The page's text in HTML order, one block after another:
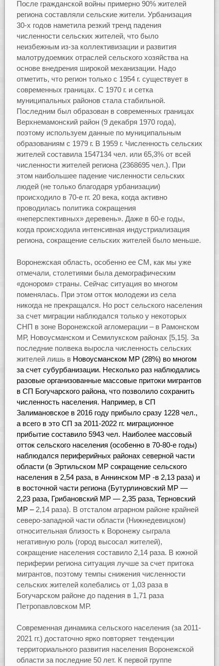
После гражданской войны примерно 90% жителей
региона составляли сельские жители. Урбанизация
30-х годов наметила резкий тренд падения
численности сельских жителей, что было
неизбежным из-за коллективизации и развития
малотрудоемких отраслей сельского хозяйства на
основе внедрения широкой механизации. Надо
отметить, что регион только с 1954 г. существует в
современных границах. С 1970 г. и сетка
муниципальных районов стала стабильной.
Последним был образован в современных границах
Верхнемамонский район (9 декабря 1970 года),
поэтому используем данные по муниципальным
образованиям с 1979 г. В 1959 г. Численность сельских
жителей составила 1547134 чел. или 65,3% от всей
численности жителей региона (2368695 чел.). При
этом наибольшее падение численности сельских
людей (не только благодаря урбанизации)
происходило в 70-е гг. 20 века, когда активно
проводилась политика сокращения
«неперспективных» деревень». Даже в 60-е годы,
когда происходила интенсивная индустриализация
региона, сокращение сельских жителей было меньше.
Воронежская область, особенно ее СМ, как мы уже
отмечали, столетиями была демографическим
«донором» страны. Сейчас ситуация во многом
поменялась. При этом отток молодежи из села
никогда не прекращался. Но рост сельского населения
за счет миграции наблюдался только у некоторых
СНП в зоне Воронежской агломерации – в Рамонском
МР, Новоусманском и Семилукском районах [5,15]. За
последние полвека выросла численность сельских
жителей лишь в Новоусманском МР (28%) во многом
за счет субурбанизации. Несколько раз наблюдались
разовые организованные массовые притоки мигрантов
в СП Богучарского района, что позволило сохранить
численность населения. Например, в СП
Залимановское в 2016 году прибыло сразу 1228 чел.,
а всего в это СП за 2011-2022 гг. миграционное
прибытие составило 5943 чел. Наиболее массовый
отток сельского населения (особенно в 70-80-е годы)
наблюдался периферийных районах северной части
области (в Эртильском МР сокращение сельского
населения в 2,54 раза, в Аннинском МР -в 2,13 раза) и
в восточной части региона (Бутурлиновский МР —
2,23 раза, Грибановский МР — 2,35 раза, Терновский
МР – 2,14 раза). В отсталом аграрном районе крайней
северо-западной части области (Нижнедевицком)
относительная близость к Воронежу сыграла
негативную роль (город высосал жителей),
сокращение населения составило 2,14 раза. В южной
периферии региона ситуация лучше за счет притока
мигрантов, поэтому темпы снижения численности
сельских жителей колебались от 1,03 раза в
Богучарском районе до падения в 1,71 раза
Петропавловском МР.
Современная динамика сельского населения (за 2011-
2021 гг.) достаточно ярко повторяет тенденции
территориального развития населения Воронежской
области за последние 50 лет. К первой группе